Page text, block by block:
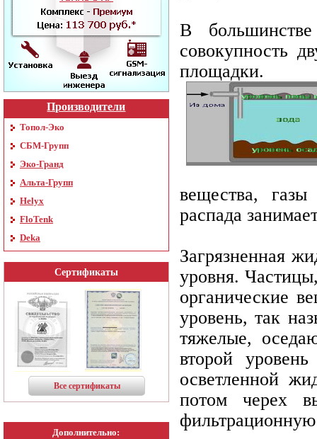
Производители
Топол-Эко
СБМ-Групп
Эко-Гранд
Альта-Групп
Helyx
FloTenk
Deka
Сертификаты
Все сертификаты
Дополнительно:
В
совокупность
площадки.
вещества,
распада
Загрязненная
уровня.
органические
уровень, так
тяжелые,
второй
осветленной
потом черех